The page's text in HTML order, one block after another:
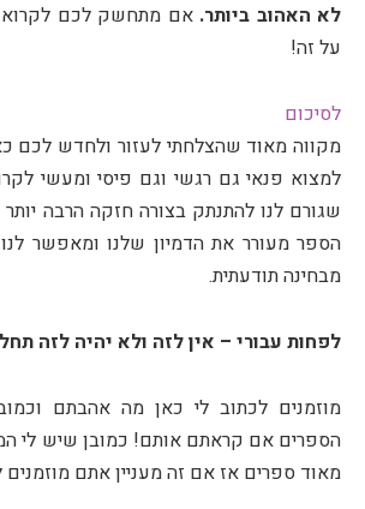
לא האהוב ביותר. אם מתחשק לכם
על זה!
לסיכום
מקווה מאוד שהצלחתי לעזור ולחדש לכם
למצוא פנאי גם רגשי וגם פיסי ומעשי
שגורם לנו להתנתק בצורה חזקה הרבה
הספר מעורר את הדמיון שלנו ומאפשר
מבחינה תודעתית.
לפחות עבורי – אין לזה ולא יהיה לזה
מוזמנים לכתוב לי כאן מה אהבתם
הספרים אם קראתם אותם! כמובן שיש לי
מאוד ספרים אז אם זה מעניין אתם מוזמנים